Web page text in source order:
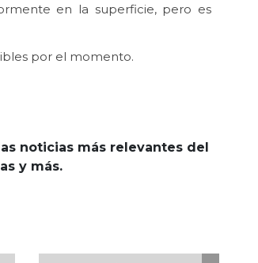
en la superficie, pero es
por el momento.
noticias más relevantes del
y más.